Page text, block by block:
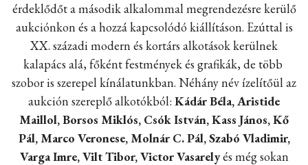
HÍREINK
RÓLUNK
EN
DE
érdeklődőt a második alkalommal megrendezésre kerülő
aukciónkon és a hozzá kapcsolódó kiállításon. Ezúttal is
XX. századi modern és kortárs alkotások kerülnek
kalapács alá, főként festmények és grafikák, de több
szobor is szerepel kínálatunkban. Néhány név ízelítőül az
aukción szereplő alkotókból: Kádár Béla, Aristide
Maillol, Borsos Miklós, Csók István, Kass János, Kő
Pál, Marco Veronese, Molnár C. Pál, Szabó Vladimir,
Varga Imre, Vilt Tibor, Victor Vasarelyés még sokan